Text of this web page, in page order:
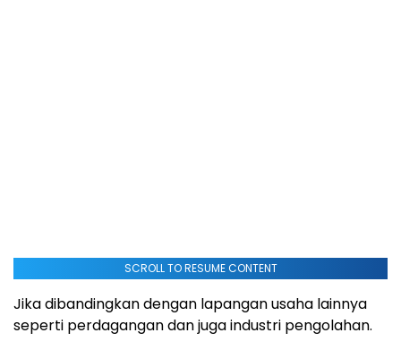
SCROLL TO RESUME CONTENT
Jika dibandingkan dengan lapangan usaha lainnya
seperti perdagangan dan juga industri pengolahan.